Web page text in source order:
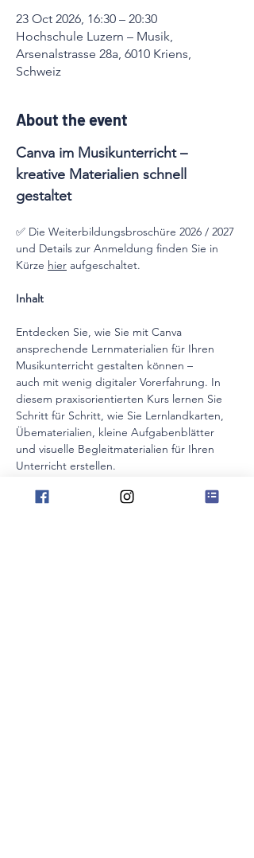
23 Oct 2026, 16:30 – 20:30
Hochschule Luzern – Musik,
Arsenalstrasse 28a, 6010 Kriens,
Schweiz
About the event
Canva im Musikunterricht –
kreative Materialien schnell
gestaltet
✅ Die Weiterbildungsbroschüre 2026 / 2027
und Details zur Anmeldung finden Sie in
Kürze hier aufgeschaltet.
Inhalt
Entdecken Sie, wie Sie mit Canva
ansprechende Lernmaterialien für Ihren
Musikunterricht gestalten können –
auch mit wenig digitaler Vorerfahrung. In
diesem praxisorientierten Kurs lernen Sie
Schritt für Schritt, wie Sie Lernlandkarten,
Übematerialien, kleine Aufgabenblätter
und visuelle Begleitmaterialien für Ihren
Unterricht erstellen.
Grundfunktionen von Canva, erkunden